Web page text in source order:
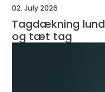
02. July 2026
Tagdækning lund sådan får du et holdbart
og tæt tag